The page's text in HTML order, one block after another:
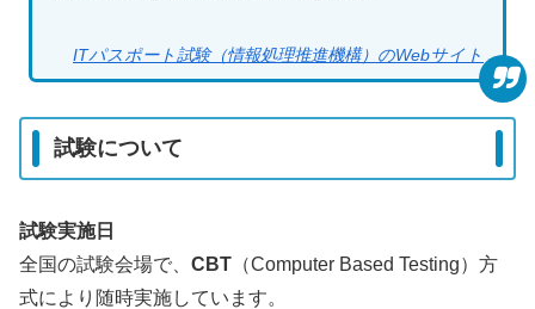
ITパスポート試験（情報処理推進機構）のWebサイト
試験について
試験実施日
全国の試験会場で、 CBT （Computer Based Testing）方
式により随時実施しています。